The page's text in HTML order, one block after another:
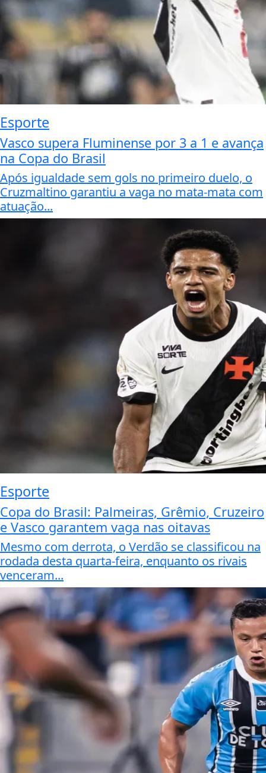
Esporte
Vasco supera Fluminense por 3 a 1 e avança
na Copa do Brasil
Após igualdade sem gols no primeiro duelo, o
Cruzmaltino garantiu a vaga no mata-mata com
atuação...
Esporte
Copa do Brasil: Palmeiras, Grêmio, Cruzeiro
e Vasco garantem vaga nas oitavas
Mesmo com derrota, o Verdão se classificou na
rodada desta quarta-feira, enquanto os rivais
venceram...